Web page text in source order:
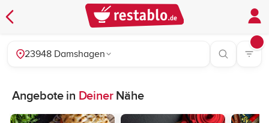
23948 Damshagen
Angebote in DeinerNähe